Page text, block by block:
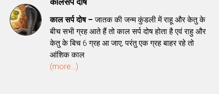
काल सर्प दोष – जातक की जन्म कुंडली में राहू और केतु के
बीच सभी ग्रह आते हैं तो काल सर्प दोष होता है एवं राहु और
केतु के बिच 6 ग्रह आ जाए, परंतु एक ग्रह बाहर रहे तो
आंशिक काल
(more…)